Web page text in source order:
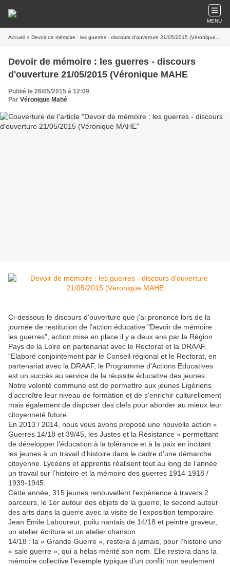
MENU
Accueil » Devoir de mémoire : les guerres - discours d'ouverture 21/05/2015 (Véronique MAHE
Devoir de mémoire : les guerres - discours
d'ouverture 21/05/2015 (Véronique MAHE
Publié le 26/05/2015 à 12:09
Par Véronique Mahé
Ci-dessous le discours d'ouverture que j'ai prononcé lors de la
journée de restitution de l'action éducative "Devoir de mémoire :
les guerres", action mise en place il y a deux ans par la Région
Pays de la Loire en partenariat avec le Rectorat et la DRAAF.
"Elaboré conjointement par le Conseil régional et le Rectorat, en
partenariat avec la DRAAF, le Programme d’Actions Educatives
est un succès au service de la réussite éducative des jeunes.
Notre volonté commune est de permettre aux jeunes Ligériens
d’accroître leur niveau de formation et de s’enrichir culturellement
mais également de disposer des clefs pour aborder au mieux leur
citoyenneté future.
En 2013 / 2014, nous vous avons proposé une nouvelle action «
Guerres 14/18 et 39/45, les Justes et la Résistance » permettant
de développer l’éducation à la tolérance et à la paix en incitant
les jeunes à un travail d’histoire dans le cadre d’une démarche
citoyenne. Lycéens et apprentis réalisent tout au long de l’année
un travail sur l’histoire et la mémoire des guerres 1914-1918 /
1939-1945.
Cette année, 315 jeunes renouvellent l’expérience à travers 2
parcours, le 1er autour des objets de la guerre, le second autour
des arts dans la guerre avec la visite de l’exposition temporaire
Jean Emile Laboureur, poilu nantais de 14/18 et peintre graveur,
un atelier écriture et un atelier chanson.
14/18 : la « Grande Guerre », restera à jamais, pour l’histoire une
« sale guerre », qui a hélas mérité son nom. Elle restera dans la
mémoire collective l’exemple typique d’un conflit non seulement